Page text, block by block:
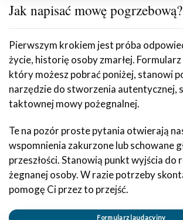
Jak napisać mowę pogrzebową?
Pierwszym krokiem jest próba
życie, historię osoby zmarłej.
który możesz pobrać poniżej, stanowi
narzędzie do stworzenia autentycznej,
taktownej mowy pożegnalnej.
Te na pozór proste pytania otwierają
wspomnienia zakurzone lub schowane
przeszłości. Stanowią punkt wyjścia do
żegnanej osoby. W razie potrzeby
pomogę Ci przez to przejść.
Formularz laudacyjny